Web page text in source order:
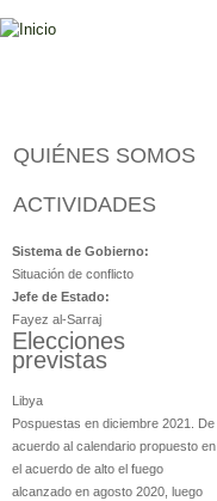
QUIÉNES SOMOS
ACTIVIDADES
Libia
Sistema de Gobierno:
Situación de conflicto
Jefe de Estado:
Fayez al-Sarraj
Elecciones
previstas
Libya
Pospuestas en diciembre 2021. De
acuerdo al calendario propuesto en
el acuerdo de alto el fuego
alcanzado en agosto 2020, luego